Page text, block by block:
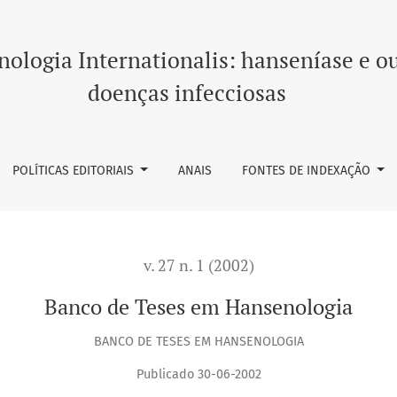
Internationalis: hanseníase e
doenças infecciosas
POLÍTICAS EDITORIAIS ANAIS FONTES DE INDEXAÇÃO
v. 27 n. 1 (2002)
Banco de Teses em Hansenologia
BANCO DE TESES EM HANSENOLOGIA
Publicado 30-06-2002